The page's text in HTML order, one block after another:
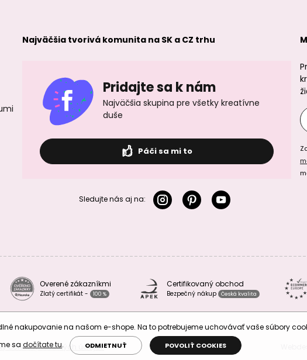
Najväčšia tvorivá komunita na SK a CZ trhu
Pridajte sa k nám
Najväčšia skupina pre všetky kreatívne
duše
Páči sa mi to
Sledujte nás aj na:
Overené zákazníkmi
Zlatý certifikát - 100 %
Certifikovaný obchod
Bezpečný nákup Česká kvalita
ochrany osobných údajov
nakupovanie na našom e-shope. Na to potrebujeme uchovávať vaše súbory
sa dočítate tu. ODMIETNUŤ POVOLIŤ COOKIES